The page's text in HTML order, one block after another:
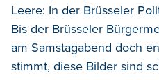
Leere: In der Brüsseler
Bis der Brüsseler
am Samstagabend doch
stimmt, diese Bilder sind